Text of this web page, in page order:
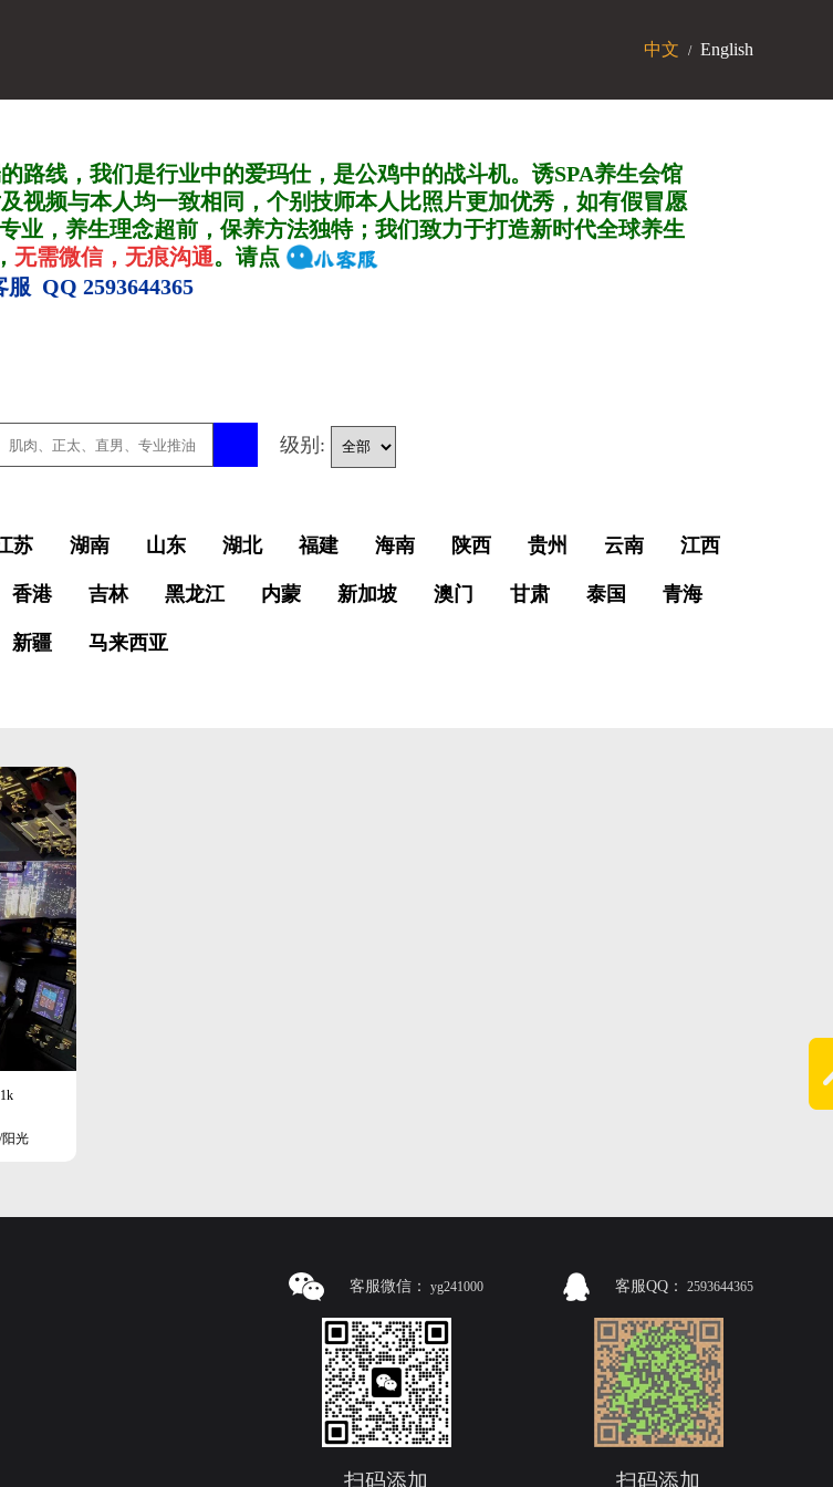
中文 / English
路线，我们是行业中的爱玛仕，是公鸡中的战斗机。诱SPA养生会馆
视频与本人均一致相同，个别技师本人比照片更加优秀，如有假冒愿
业，养生理念超前，保养方法独特；我们致力于打造新时代全球养生
无需微信，无痕沟通。请点
服 QQ 2593644365
级别:
苏 湖南 山东 湖北 福建 海南 陕西 贵州 云南 江西
香港 吉林 黑龙江 内蒙 新加坡 澳门 甘肃 泰国 青海
新疆 马来西亚
阳光
客服微信： yg241000
扫码添加
客服QQ： 2593644365
扫码添加